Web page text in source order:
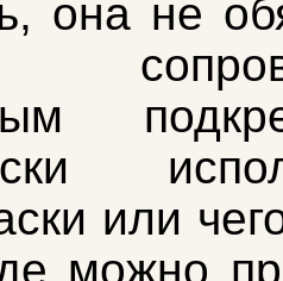
она не
или
можно